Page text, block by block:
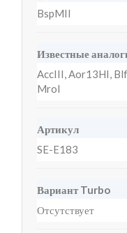
BspMII
Известные
AccIII, Aor13HI,
MroI
Артикул
SE-E183
Вариант Turbo
Отсутствует